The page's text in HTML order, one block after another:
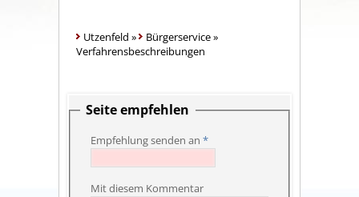
Utzenfeld » Bürgerservice»
Verfahrensbeschreibungen
Seite empfehlen
Empfehlung senden an *
Mit diesem Kommentar